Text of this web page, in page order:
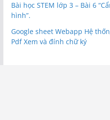
Bài học STEM lớp 3 – Bài 6
hình”.
Google sheet Webapp Hệ
Pdf Xem và đính chữ ký